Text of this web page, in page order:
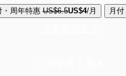
・周年特惠 US$6.5US$4/月 月付